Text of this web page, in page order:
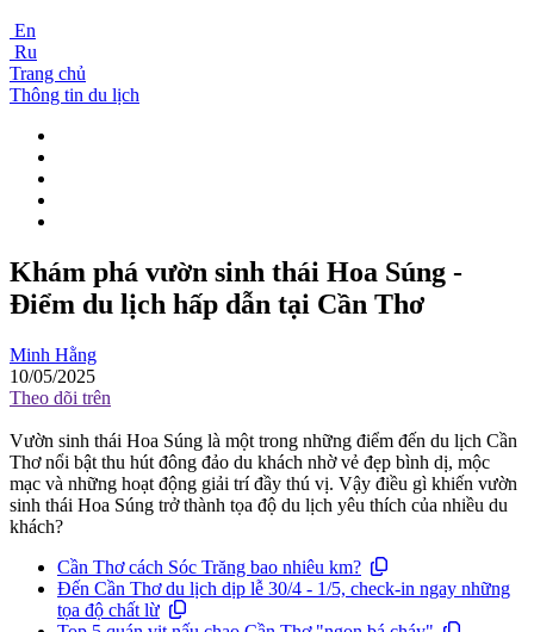
En
Ru
Trang chủ
Thông tin du lịch
Khám phá vườn sinh thái Hoa Súng -
Điểm du lịch hấp dẫn tại Cần Thơ
Minh Hằng
10/05/2025
Theo dõi trên
Vườn sinh thái Hoa Súng là một trong những điểm đến du lịch Cần
Thơ nổi bật thu hút đông đảo du khách nhờ vẻ đẹp bình dị, mộc
mạc và những hoạt động giải trí đầy thú vị. Vậy điều gì khiến vườn
sinh thái Hoa Súng trở thành tọa độ du lịch yêu thích của nhiều du
khách?
Cần Thơ cách Sóc Trăng bao nhiêu km?
Đến Cần Thơ du lịch dịp lễ 30/4 - 1/5, check-in ngay những
tọa độ chất lừ